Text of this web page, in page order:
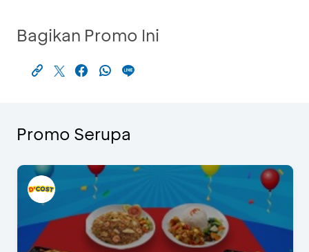
Bagikan Promo Ini
Promo Serupa